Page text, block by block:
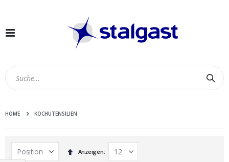
Navigation
HOME KOCHUTENSILIEN
InAnzeigen